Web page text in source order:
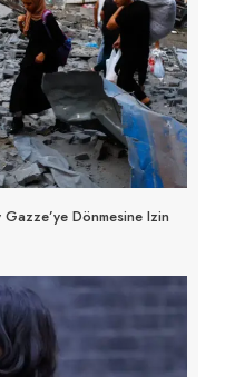
Dönmesine Izin